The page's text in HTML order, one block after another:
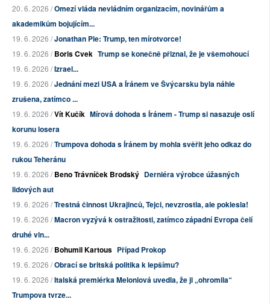
20. 6. 2026 /Omezí vláda nevládním organizacím, novinářům a
akademikům bojujícím...
19. 6. 2026 /Jonathan Pie: Trump, ten mírotvorce!
19. 6. 2026 /Boris Cvek Trump se konečně přiznal, že je všemohoucí
19. 6. 2026 /Izrael...
19. 6. 2026 /Jednání mezi USA a Íránem ve Švýcarsku byla náhle
zrušena, zatímco ...
19. 6. 2026 /Vít Kučík Mírová dohoda s Íránem - Trump si nasazuje oslí
korunu losera
19. 6. 2026 /Trumpova dohoda s Íránem by mohla svěřit jeho odkaz do
rukou Teheránu
19. 6. 2026 /Beno Trávníček Brodský Derniéra výrobce úžasných
lidových aut
19. 6. 2026 /Trestná činnost Ukrajinců, Tejci, nevzrostla, ale poklesla!
19. 6. 2026 /Macron vyzývá k ostražitosti, zatímco západní Evropa čelí
druhé vln...
19. 6. 2026 /Bohumil Kartous Případ Prokop
19. 6. 2026 /Obrací se britská politika k lepšímu?
19. 6. 2026 /Italská premiérka Meloniová uvedla, že ji „ohromila“
Trumpova tvrze...